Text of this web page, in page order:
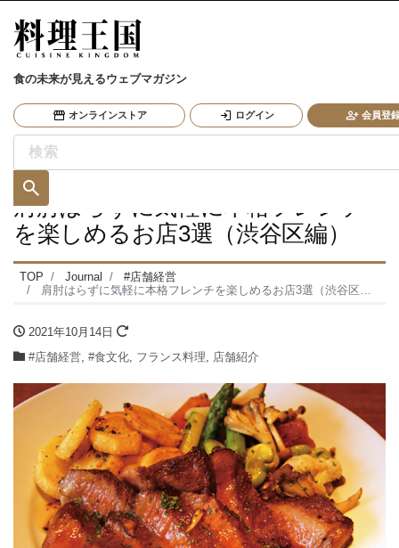
食の未来が見えるウェブマガジン
オンラインストア ログイン 会員登
肩肘はらずに気軽に本格フレンチ
を楽しめるお店3選（渋谷区編）
TOP Journal
#店舗経営
肩肘はらずに気軽に本格フレンチを楽しめるお店3選（渋谷区編）
2021年10月14日
#店舗経営, #食文化, フランス料理, 店舗紹介